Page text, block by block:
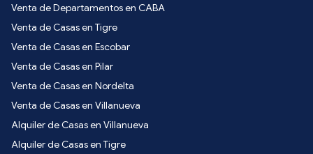
Venta de Departamentos en CABA
Venta de Casas en Tigre
Venta de Casas en Escobar
Venta de Casas en Pilar
Venta de Casas en Nordelta
Venta de Casas en Villanueva
Alquiler de Casas en Villanueva
Alquiler de Casas en Tigre